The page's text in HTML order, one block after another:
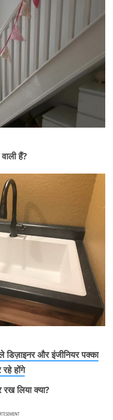
हैं?
डिज़ाइनर और इंजीनियर पक्का
रहे होंगे
लिया क्या?